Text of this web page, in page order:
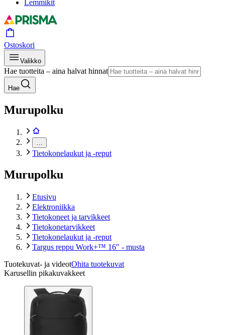
Lemmikit
Ostoskori
Valikko
Hae tuotteita – aina halvat hinnat
Hae
Murupolku
Tietokonelaukut ja -reput
Murupolku
Etusivu
Elektroniikka
Tietokoneet ja tarvikkeet
Tietokonetarvikkeet
Tietokonelaukut ja -reput
Targus reppu Work+™ 16" - musta
Tuotekuvat- ja videotOhita tuotekuvat
Karusellin pikakuvakkeet